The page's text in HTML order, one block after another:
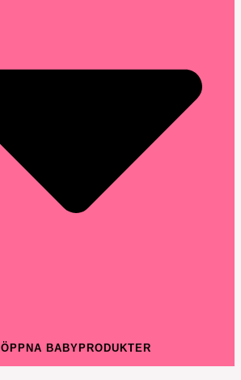
ÖPPNA BABYPRODUKTER